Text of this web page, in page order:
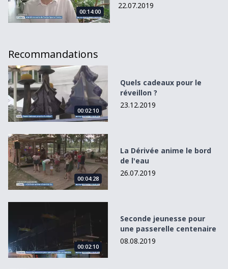
00:14:00
22.07.2019
Recommandations
Quels cadeaux pour le réveillon ?
00:02:10
Quels cadeaux pour le
réveillon ?
23.12.2019
La Dérivée anime le bord de l&#039;eau
00:04:28
La Dérivée anime le bord
de l'eau
26.07.2019
00:02:10
Seconde jeunesse pour
une passerelle centenaire
08.08.2019